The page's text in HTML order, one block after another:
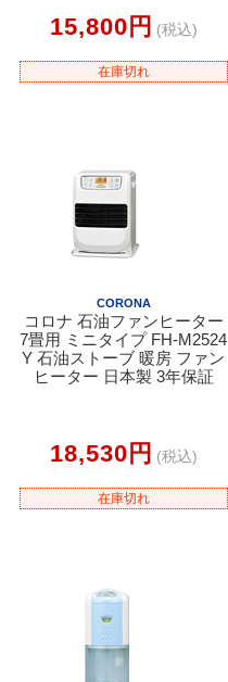
15,800円 (税込)
在庫切れ
CORONA
コロナ 石油ファンヒーター
7畳用 ミニタイプ FH-M2524
Y 石油ストーブ 暖房 ファン
ヒーター 日本製 3年保証
18,530円 (税込)
在庫切れ